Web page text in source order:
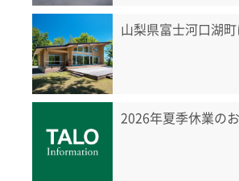
山梨県富士河口湖
2026年夏季休業の